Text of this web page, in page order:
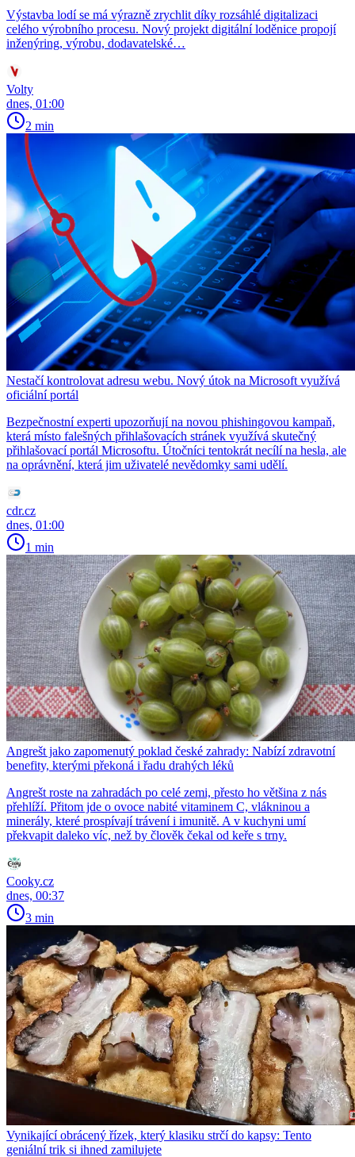
Výstavba lodí se má výrazně zrychlit díky rozsáhlé digitalizaci
celého výrobního procesu. Nový projekt digitální loděnice propojí
inženýring, výrobu, dodavatelské…
Volty
dnes, 01:00
2 min
Nestačí kontrolovat adresu webu. Nový útok na Microsoft využívá
oficiální portál
Bezpečnostní experti upozorňují na novou phishingovou kampaň,
která místo falešných přihlašovacích stránek využívá skutečný
přihlašovací portál Microsoftu. Útočníci tentokrát necílí na hesla, ale
na oprávnění, která jim uživatelé nevědomky sami udělí.
cdr.cz
dnes, 01:00
1 min
Angrešt jako zapomenutý poklad české zahrady: Nabízí zdravotní
benefity, kterými překoná i řadu drahých léků
Angrešt roste na zahradách po celé zemi, přesto ho většina z nás
přehlíží. Přitom jde o ovoce nabité vitaminem C, vlákninou a
minerály, které prospívají trávení i imunitě. A v kuchyni umí
překvapit daleko víc, než by člověk čekal od keře s trny.
Cooky.cz
dnes, 00:37
3 min
Vynikající obrácený řízek, který klasiku strčí do kapsy: Tento
geniální trik si ihned zamilujete